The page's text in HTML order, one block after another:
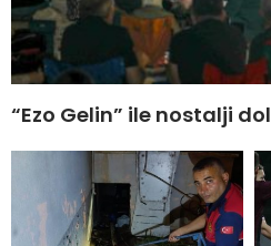
“Ezo Gelin” ile nostalji